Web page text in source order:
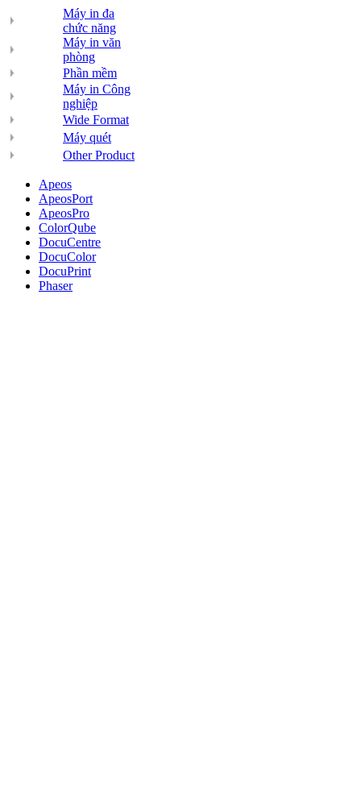
Máy in đa
chức năng
Máy in văn
phòng
Phần mềm
Máy in Công
nghiệp
Wide Format
Máy quét
Other Product
Apeos
ApeosPort
ApeosPro
ColorQube
DocuCentre
DocuColor
DocuPrint
Phaser